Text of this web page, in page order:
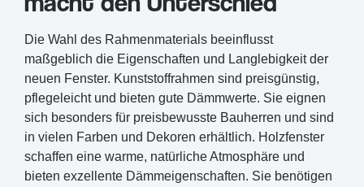
Die Wahl des Rahmenmaterials beeinflusst
maßgeblich die Eigenschaften und Langlebigkeit der
neuen Fenster. Kunststoffrahmen sind preisgünstig,
pflegeleicht und bieten gute Dämmwerte. Sie eignen
sich besonders für preisbewusste Bauherren und sind
in vielen Farben und Dekoren erhältlich. Holzfenster
schaffen eine warme, natürliche Atmosphäre und
bieten exzellente Dämmeigenschaften. Sie benötigen